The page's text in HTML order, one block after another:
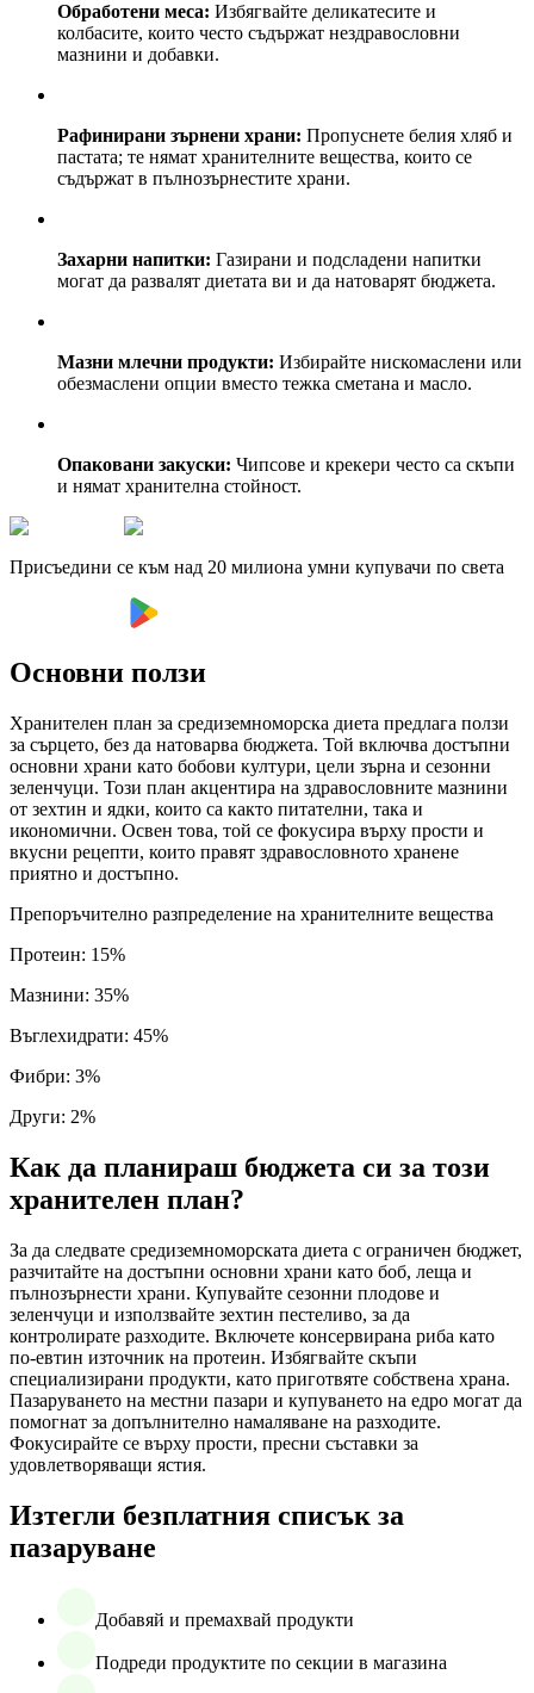
Обработени меса: Избягвайте деликатесите и
колбасите, които често съдържат нездравословни
мазнини и добавки.
Рафинирани зърнени храни: Пропуснете белия хляб и
пастата; те нямат хранителните вещества, които се
съдържат в пълнозърнестите храни.
Захарни напитки: Газирани и подсладени напитки
могат да развалят диетата ви и да натоварят бюджета.
Мазни млечни продукти: Избирайте нискомаслени или
обезмаслени опции вместо тежка сметана и масло.
Опаковани закуски: Чипсове и крекери често са скъпи
и нямат хранителна стойност.
Присъедини се към над 20 милиона умни купувачи по света
Основни ползи
Хранителен план за средиземноморска диета предлага ползи
за сърцето, без да натоварва бюджета. Той включва достъпни
основни храни като бобови култури, цели зърна и сезонни
зеленчуци. Този план акцентира на здравословните мазнини
от зехтин и ядки, които са както питателни, така и
икономични. Освен това, той се фокусира върху прости и
вкусни рецепти, които правят здравословното хранене
приятно и достъпно.
Препоръчително разпределение на хранителните вещества
Протеин: 15%
Мазнини: 35%
Въглехидрати: 45%
Фибри: 3%
Други: 2%
Как да планираш бюджета си за този
хранителен план?
За да следвате средиземноморската диета с ограничен бюджет,
разчитайте на достъпни основни храни като боб, леща и
пълнозърнести храни. Купувайте сезонни плодове и
зеленчуци и използвайте зехтин пестеливо, за да
контролирате разходите. Включете консервирана риба като
по-евтин източник на протеин. Избягвайте скъпи
специализирани продукти, като приготвяте собствена храна.
Пазаруването на местни пазари и купуването на едро могат да
помогнат за допълнително намаляване на разходите.
Фокусирайте се върху прости, пресни съставки за
удовлетворяващи ястия.
Изтегли безплатния списък за
пазаруване
Добавяй и премахвай продукти
Подреди продуктите по секции в магазина